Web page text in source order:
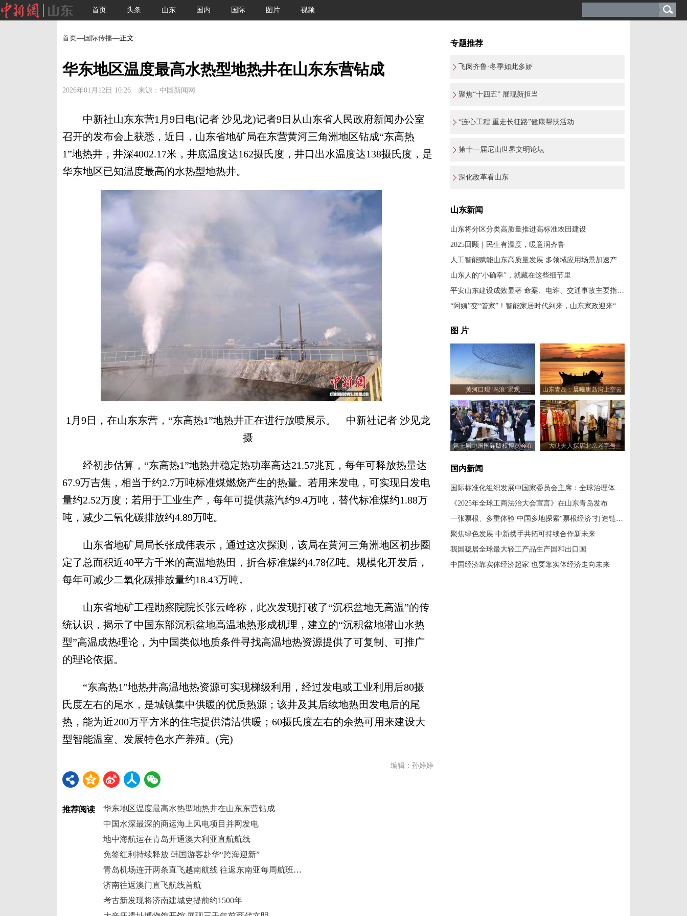
首页 头条 山东 国内 国际 图片 视频
首页— 国际传播—正文
华东地区温度最高水热型地热井在山东东营钻成
2026年01月12日 10:26 来源：中国新闻网
中新社山东东营1月9日电(记者 沙见龙)记者9日从山东省人民政府新闻办公室
召开的发布会上获悉，近日，山东省地矿局在东营黄河三角洲地区钻成“东高热
1”地热井，井深4002.17米，井底温度达162摄氏度，井口出水温度达138摄氏度，是
华东地区已知温度最高的水热型地热井。
1月9日，在山东东营，“东高热1”地热井正在进行放喷展示。 中新社记者 沙见龙
摄
经初步估算，“东高热1”地热井稳定热功率高达21.57兆瓦，每年可释放热量达
67.9万吉焦，相当于约2.7万吨标准煤燃烧产生的热量。若用来发电，可实现日发电
量约2.52万度；若用于工业生产，每年可提供蒸汽约9.4万吨，替代标准煤约1.88万
吨，减少二氧化碳排放约4.89万吨。
山东省地矿局局长张成伟表示，通过这次探测，该局在黄河三角洲地区初步圈
定了总面积近40平方千米的高温地热田，折合标准煤约4.78亿吨。规模化开发后，
每年可减少二氧化碳排放量约18.43万吨。
山东省地矿工程勘察院院长张云峰称，此次发现打破了“沉积盆地无高温”的传
统认识，揭示了中国东部沉积盆地高温地热形成机理，建立的“沉积盆地潜山水热
型”高温成热理论，为中国类似地质条件寻找高温地热资源提供了可复制、可推广
的理论依据。
“东高热1”地热井高温地热资源可实现梯级利用，经过发电或工业利用后80摄
氏度左右的尾水，是城镇集中供暖的优质热源；该井及其后续地热田发电后的尾
热，能为近200万平方米的住宅提供清洁供暖；60摄氏度左右的余热可用来建设大
型智能温室、发展特色水产养殖。(完)
编辑：孙婷婷
推荐阅读
华东地区温度最高水热型地热井在山东东营钻成
中国水深最深的商运海上风电项目并网发电
地中海航运在青岛开通澳大利亚直航航线
免签红利持续释放 韩国游客赴华“跨海迎新”
青岛机场连开两条直飞越南航线 往返东南亚每周航班达72架次
济南往返澳门直飞航线首航
考古新发现将济南建城史提前约1500年
专题推荐
飞阅齐鲁·冬季如此多娇
聚焦“十四五” 展现新担当
“连心工程 重走长征路”健康帮扶活动
第十一届尼山世界文明论坛
深化改革看山东
山东新闻
山东将分区分类高质量推进高标准农田建设
2025回顾｜民生有温度，暖意润齐鲁
人工智能赋能山东高质量发展 多领域应用场景加速产业升级
山东人的“小确幸”，就藏在这些细节里
平安山东建设成效显著 命案、电诈、交通事故主要指标全面下降
“阿姨”变“管家”！智能家居时代到来，山东家政迎来“升维”革命
图 片
黄河口现“鸟浪”景观
山东青岛：晨曦唐岛湾上空云
霞变幻 宛如油画
第十届中国国际版权博览会在
大使夫人探店北京老字号
国内新闻
国际标准化组织发展中国家委员会主席：全球治理体系改革应共建共享
《2025年全球工商法治大会宣言》在山东青岛发布
一张票根、多重体验 中国多地探索“票根经济”打造链式消费新场景
聚焦绿色发展 中新携手共拓可持续合作新未来
我国稳居全球最大轻工产品生产国和出口国
中国经济靠实体经济起家 也要靠实体经济走向未来